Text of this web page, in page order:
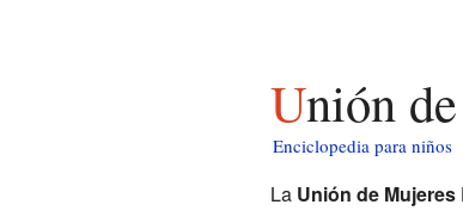
Unión
Enciclopedia para niños
La Unión de